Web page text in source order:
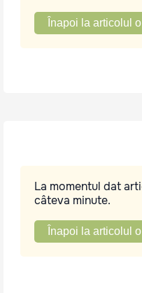
Înapoi la articolul
La momentul dat
câteva minute.
Înapoi la articolul